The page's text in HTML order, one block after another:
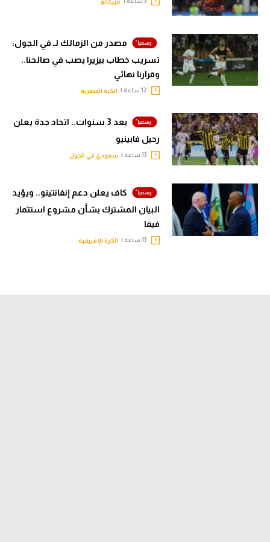
مصدر من الزمالك لـ في الجول:
تسريب خطاب بيزيرا يصب في صالحنا..
وقرارنا نهائي
الكرة المصرية
بعد 3 سنوات.. اتحاد جدة يعلن
رحيل فابينيو
سعودي في الجول
كاف يعلن دعم إنفانتينو.. ويؤيد
البيان المشترك بشأن مشروع استثمار
فيفا
الكرة الإفريقية